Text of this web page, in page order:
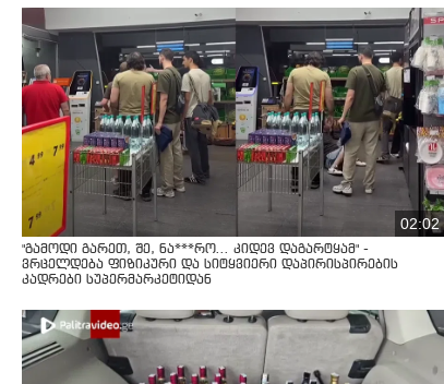
02:02
"გამოდი გარეთ, შე, ნა***რო... კიდევ დაგარტყამ" -
ვრცელდება ფიზიკური და სიტყვიერი დაპირისპირების
კადრები სუპერმარკეტიდან